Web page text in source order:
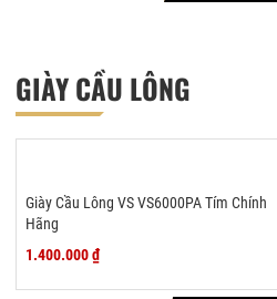
GIÀY CẦU LÔNG
Giày Cầu Lông VS VS6000PA Tím Chính
Hãng
1.400.000 ₫